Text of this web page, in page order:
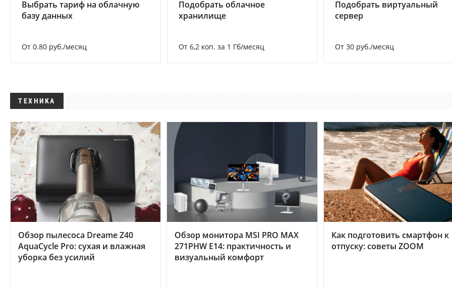
Выбрать тариф на облачную
базу данных
От 0.80 руб./месяц
Подобрать облачное
хранилище
От 6,2 коп. за 1 Гб/месяц
Подобрать виртуальный
сервер
От 30 руб./месяц
ТЕХНИКА
Обзор пылесоса Dreame Z40
AquaCycle Pro: сухая и влажная
уборка без усилий
Обзор монитора MSI PRO MAX
271PHW E14: практичность и
визуальный комфорт
Как подготовить смартфон к
отпуску: советы ZOOM